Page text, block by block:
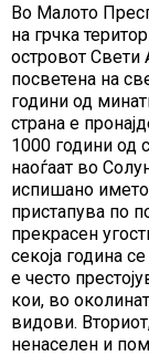
Во Малото
на грчка
островот Свети
посветена на
години од
страна е
1000 години од
наоѓаат во
испишано
пристапува по
прекрасен
секоја година
е често
кои, во
видови.
ненаселен и